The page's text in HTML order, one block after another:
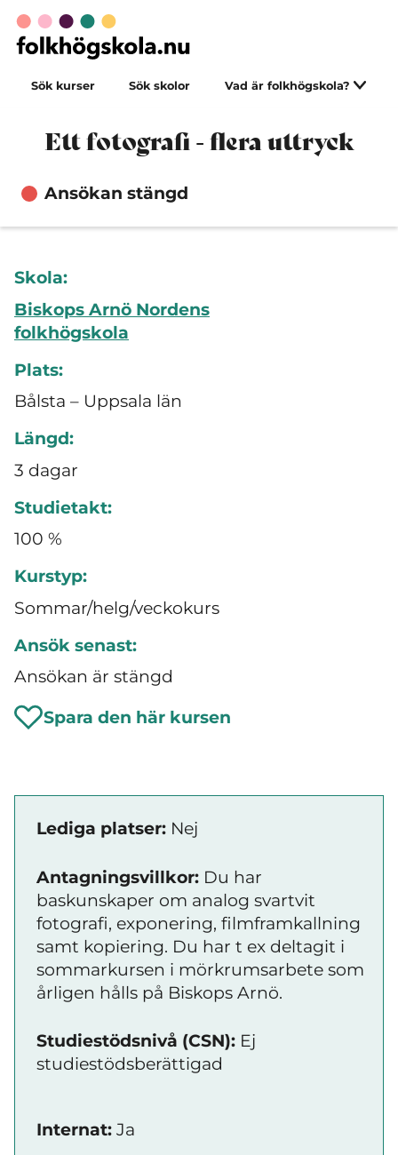
Sök kurser Sök skolor Vad är folkhögskola?
Ett fotografi - flera uttryck
Ansökan stängd
Skola:
Biskops Arnö Nordens
folkhögskola
Plats:
Bålsta – Uppsala län
Längd:
3 dagar
Studietakt:
100 %
Kurstyp:
Sommar/helg/veckokurs
Ansök senast:
Ansökan är stängd
Spara den här kursen
Lediga platser: Nej
Antagningsvillkor: Du har
baskunskaper om analog svartvit
fotografi, exponering, filmframkallning
samt kopiering. Du har t ex deltagit i
sommarkursen i mörkrumsarbete som
årligen hålls på Biskops Arnö.
Studiestödsnivå (CSN): Ej
studiestödsberättigad
Internat: Ja